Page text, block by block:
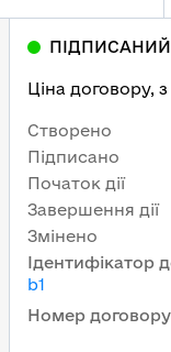
Ідентифікатор
b1
Номер договору
ПІДПИСАНИЙ
Ціна договору,
Створено
Підписано
Початок дії
Завершення дії
Змінено